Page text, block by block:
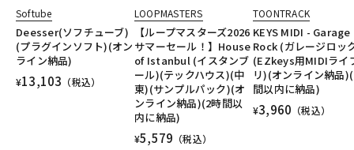
Softube
Deesser(ソフチューブ)
(プラグインソフト)(オン
ライン納品)
¥13,103 （税込）
LOOPMASTERS
【ループマスターズ2026
サマーセール！】House
of Istanbul (イスタンブ
ール)(テックハウス)(中
東)(サンプルパック)(オ
ンライン納品)(2時間以
内に納品)
¥5,579 （税込）
TOONTRACK
KEYS MIDI - Garage
Rock (ガレージロッ
(EZkeys用MIDIライ
リ)(オンライン納品
間以内に納品)
¥3,960 （税込）